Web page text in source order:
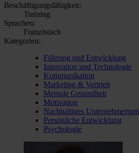
Beschäftigungsfähigkeit:
Training
Sprachen:
Französisch
Kategorien:
Führung und Entwicklung
Innovation und Technologie
Kommunikation
Marketing & Vertrieb
Mentale Gesundheit
Motivation
Nachhaltiges Unternehmertum
Persönliche Entwicklung
Psychologie